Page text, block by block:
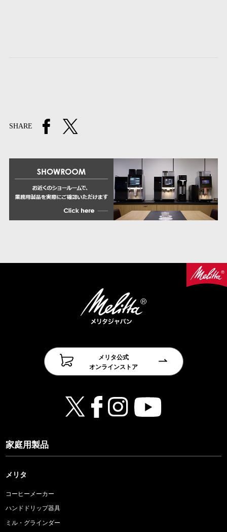
SHARE
メリタ公式
オンラインストア
家庭用製品
メリタ
コーヒーメーカー
ハンドドリップ器具
ミル・グラインダー